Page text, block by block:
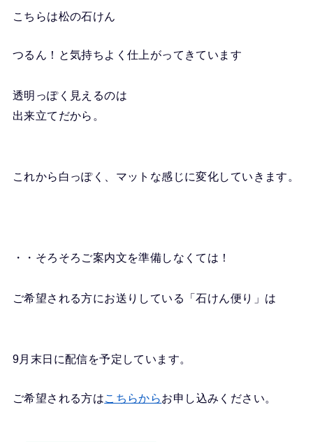
こちらは松の石けん
つるん！と気持ちよく仕上がってきています
透明っぽく見えるのは
出来立てだから。
これから白っぽく、マットな感じに変化していきます。
・・そろそろご案内文を準備しなくては！
ご希望される方にお送りしている「石けん便り」は
9月末日に配信を予定しています。
ご希望される方はこちらからお申し込みください。